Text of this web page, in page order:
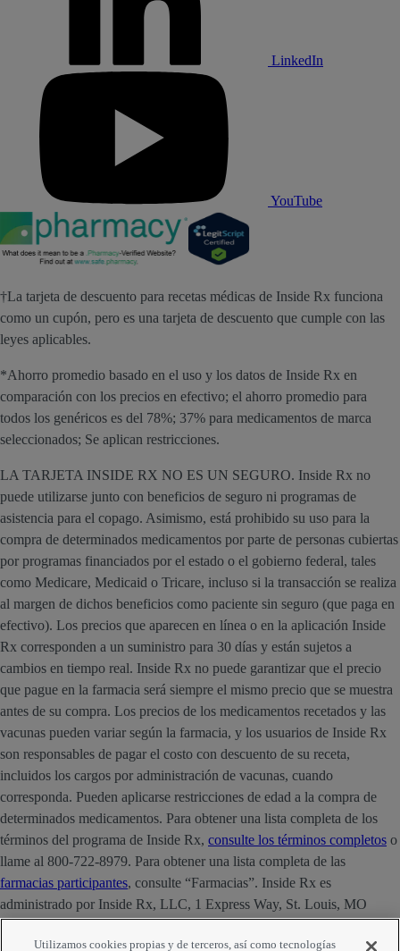
LinkedIn
YouTube
†La tarjeta de descuento para recetas médicas de Inside Rx funciona
como un cupón, pero es una tarjeta de descuento que cumple con las
leyes aplicables.
*Ahorro promedio basado en el uso y los datos de Inside Rx en
comparación con los precios en efectivo; el ahorro promedio para
todos los genéricos es del 78%; 37% para medicamentos de marca
seleccionados; Se aplican restricciones.
LA TARJETA INSIDE RX NO ES UN SEGURO. Inside Rx no
puede utilizarse junto con beneficios de seguro ni programas de
asistencia para el copago. Asimismo, está prohibido su uso para la
compra de determinados medicamentos por parte de personas cubiertas
por programas financiados por el estado o el gobierno federal, tales
como Medicare, Medicaid o Tricare, incluso si la transacción se realiza
al margen de dichos beneficios como paciente sin seguro (que paga en
efectivo). Los precios que aparecen en línea o en la aplicación Inside
Rx corresponden a un suministro para 30 días y están sujetos a
cambios en tiempo real. Inside Rx no puede garantizar que el precio
que pague en la farmacia será siempre el mismo precio que se muestra
antes de su compra. Los precios de los medicamentos recetados y las
vacunas pueden variar según la farmacia, y los usuarios de Inside Rx
son responsables de pagar el costo con descuento de su receta,
incluidos los cargos por administración de vacunas, cuando
corresponda. Pueden aplicarse restricciones de edad a la compra de
determinados medicamentos. Para obtener una lista completa de los
términos del programa de Inside Rx, consulte los términos completos o
llame al 800-722-8979. Para obtener una lista completa de las
farmacias participantes, consulte “Farmacias”. Inside Rx es
administrado por Inside Rx, LLC, 1 Express Way, St. Louis, MO
Strategic Development, Inc.
Utilizamos cookies propias y de terceros, así como tecnologías